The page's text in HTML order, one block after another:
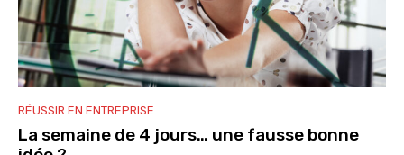
RÉUSSIR EN ENTREPRISE
La semaine de 4 jours… une fausse bonne